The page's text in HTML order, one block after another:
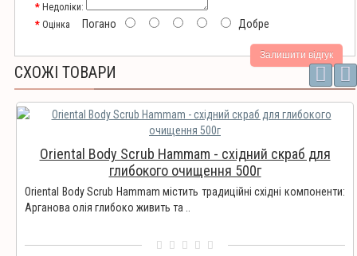
Недоліки:
Оцінка
Погано Добре
Залишити відгук
СХОЖІ ТОВАРИ
Oriental Body Scrub Hammam - східний скраб для
глибокого очищення 500г
Oriental Body Scrub Hammam містить традиційні східні компоненти:
Арганова олія глибоко живить та ..